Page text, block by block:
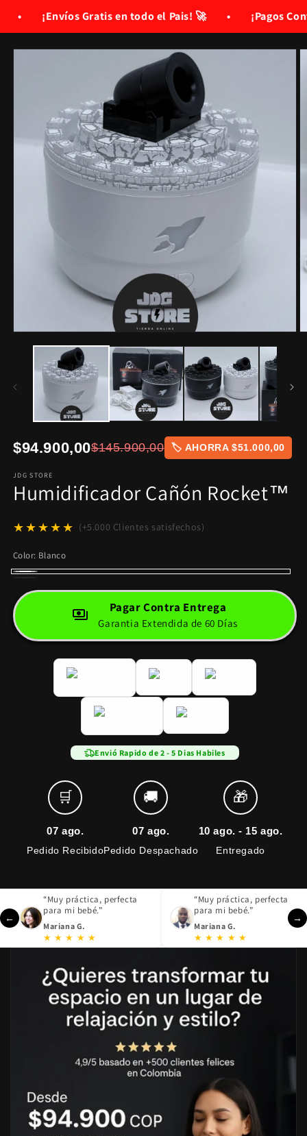
directamente
en todo el Pais! 🚀 • ¡Pagos Contra Entrega! 🚀
Ir
directamente
$94.900,00$145.900,00 🏷️ AHORRA $51.000,00
JDG STORE
Humidificador Cañón Rocket™
★★★★★ (+5.000 Clientes satisfechos)
Color: Blanco
Pagar Contra Entrega
Garantia Extendida de 60 Días
Envió Rapido de 2 - 5 Dias Habiles
🛒
07 ago.
Pedido Recibido
🚚
07 ago.
Pedido Despachado
🎁
10 ago. - 15 ago.
Entregado
←
“Muy práctica, perfecta
para mi bebé.”
Mariana G.
★ ★ ★ ★ ★
“Muy práctica, perfecta
para mi bebé.”
Mariana G.
★ ★ ★ ★ ★
→